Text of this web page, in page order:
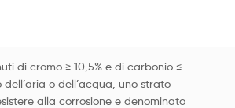
di cromo ≥ 10,5% e di carbonio ≤
o dell’acqua, uno strato
alla corrosione e denominato